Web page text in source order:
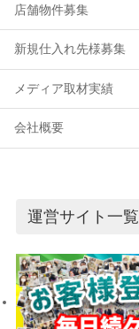
店舗物件募集
新規仕入れ先様募集
メディア取材実績
会社概要
運営サイト一覧